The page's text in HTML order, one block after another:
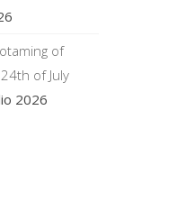
of
of July
2026